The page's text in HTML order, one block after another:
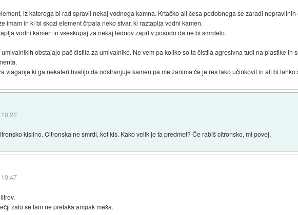
iz katerega bi rad spravil nekaj vodnega kamna. Krtačko ali česa podobnega se zaradi
imam in ki bi skozi element črpala neko stvar, ki raztaplja vodni kamen.
vodni kamen in vseskupaj za nekaj tednov zaprl v posodo da ne bi smrdelo.
obstajajo pač čistila za umivalnike. Ne vem pa koliko so ta čistila agresivna tudi na plastike in
vlaganje ki ga nekateri hvalijo da odstranjuje kamen pa me zanima če je res tako učinkovit in ali bi
kislino. Citronska ne smrdi, kot kis. Kako velik je ta predmet? Če rabiš citronsko, mi povej.
zato se tam ne pretaka ampak meša.